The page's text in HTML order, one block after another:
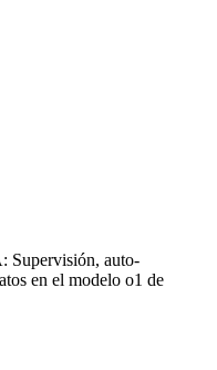
Supervisión, auto-
en el modelo o1 de